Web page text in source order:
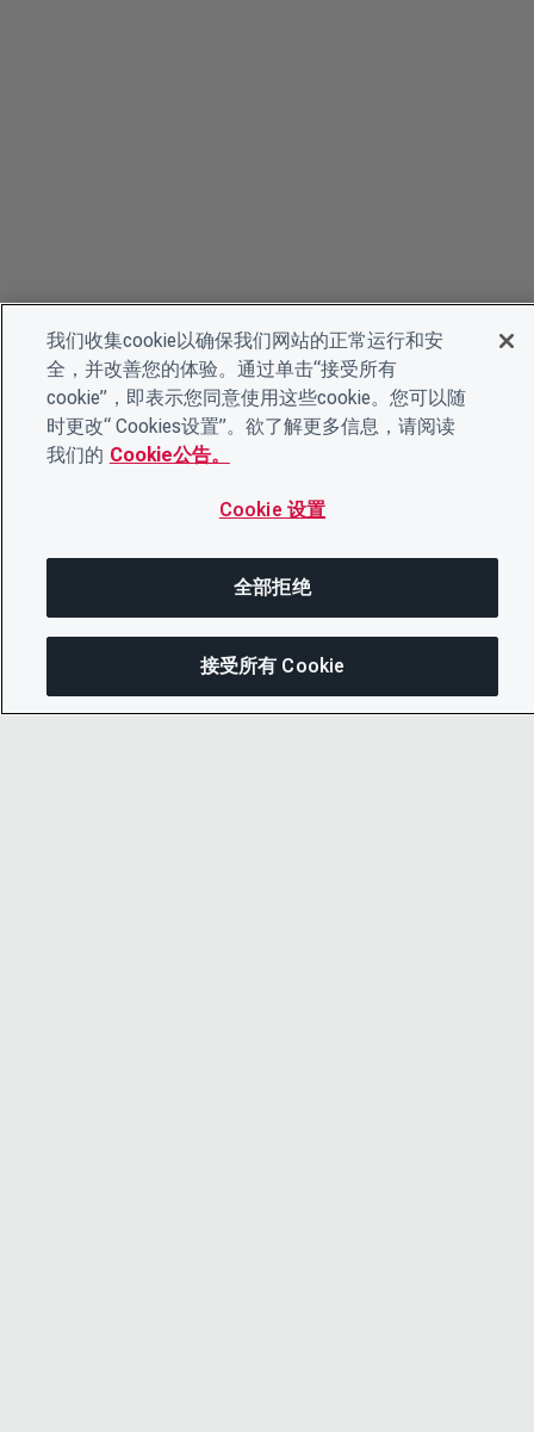
分享此页面 打开菜单
我们收集cookie以确保我们网站的正常运行和安
全，并改善您的体验。通过单击“接受所有
cookie”，即表示您同意使用这些cookie。您可以随
时更改“ Cookies设置”。欲了解更多信息，请阅读
我们的 Cookie公告。
Cookie 设置
全部拒绝
接受所有 Cookie